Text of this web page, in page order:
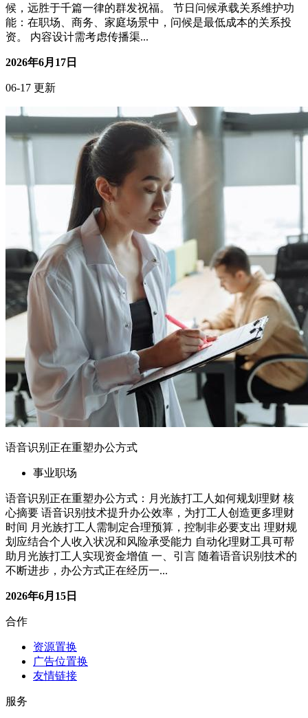
语音识别正在重塑办公方式
事业职场
语音识别正在重塑办公方式：月光族打工人如何规划理财 核
心摘要 语音识别技术提升办公效率，为打工人创造更多理财
时间 月光族打工人需制定合理预算，控制非必要支出 理财规
划应结合个人收入状况和风险承受能力 自动化理财工具可帮
助月光族打工人实现资金增值 一、引言 随着语音识别技术的
不断进步，办公方式正在经历一...
2026年6月15日
合作
资源置换
广告位置换
友情链接
在线指导
社群交流
关于
博客
作品
赞助商
精选友链
更多友链
联系我们
公众号